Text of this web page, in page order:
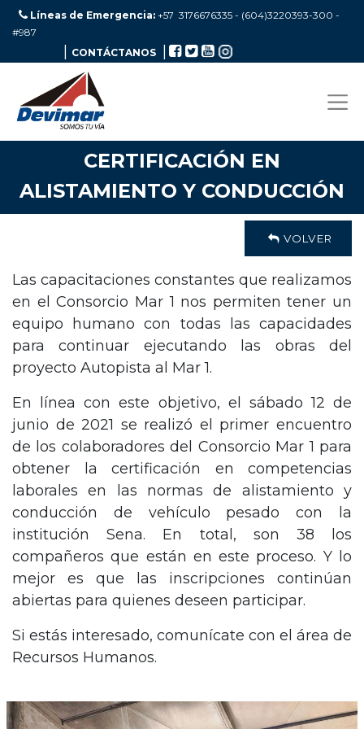
Líneas de Emergencia: +57 3176676335 - (604)3220393-300 -
#987
CONTÁCTANOS
CERTIFICACIÓN EN
ALISTAMIENTO Y CONDUCCIÓN
VOLVER
Las capacitaciones constantes que realizamos
en el Consorcio Mar 1 nos permiten tener un
equipo humano con todas las capacidades
para continuar ejecutando las obras del
proyecto Autopista al Mar 1.
En línea con este objetivo, el sábado 12 de
junio de 2021 se realizó el primer encuentro
de los colaboradores del Consorcio Mar 1 para
obtener la certificación en competencias
laborales en las normas de alistamiento y
conducción de vehículo pesado con la
institución Sena. En total, son 38 los
compañeros que están en este proceso. Y lo
mejor es que las inscripciones continúan
abiertas para quienes deseen participar.
Si estás interesado, comunícate con el área de
Recursos Humanos.